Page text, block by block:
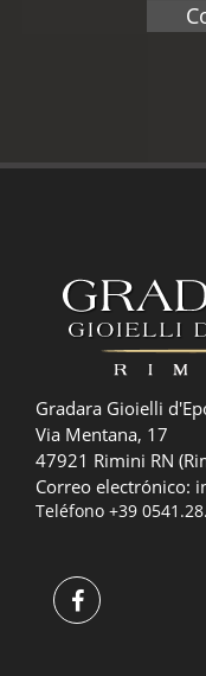
Gradara Gioielli
Via Mentana, 17
47921 Rimini RN
Correo electrónico:
Teléfono +39